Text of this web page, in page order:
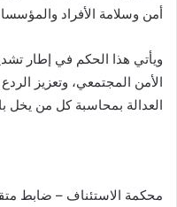
أمن وسلامة الأفراد
ويأتي هذا الحكم في إطار
الأمن المجتمعي، وتعزيز
العدالة بمحاسبة كل من يخل
محكمة الاستئناف – ضابط